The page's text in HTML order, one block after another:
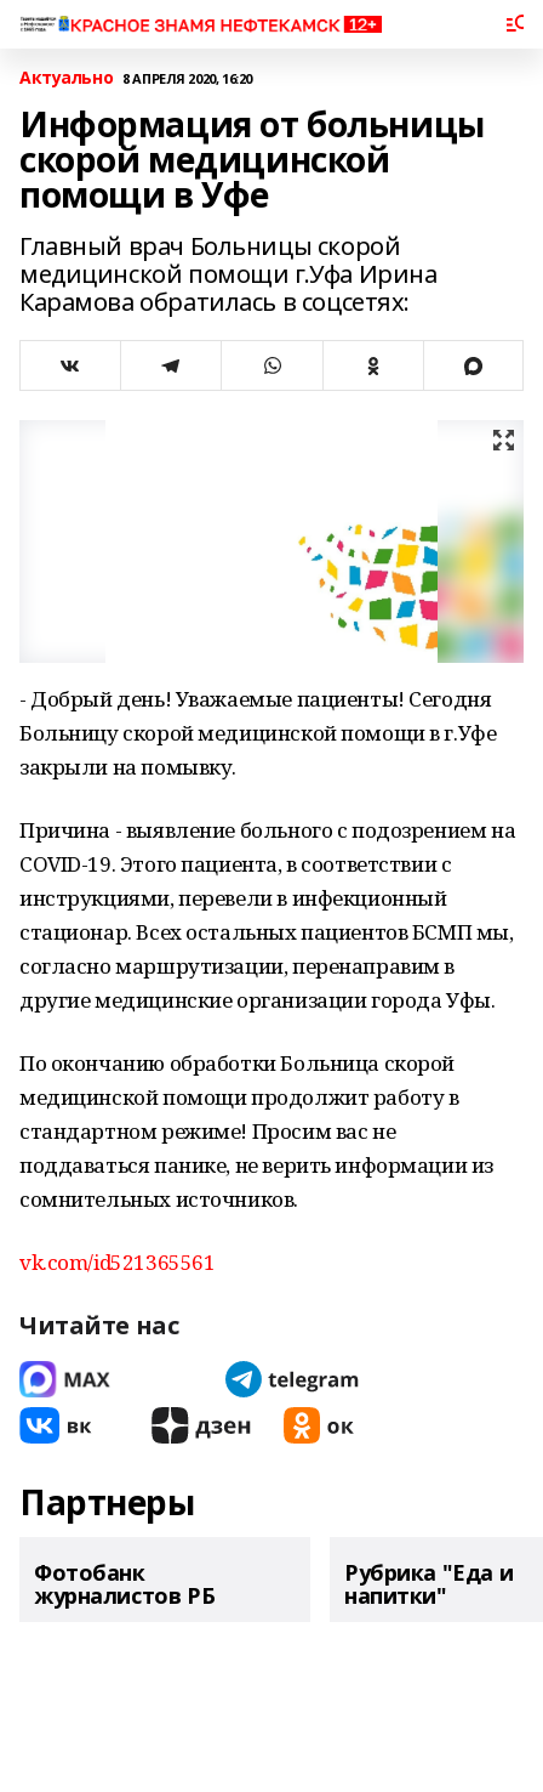
Актуально 8 АПРЕЛЯ 2020, 16:20
Информация от больницы
скорой медицинской
помощи в Уфе
Главный врач Больницы скорой
медицинской помощи г.Уфа Ирина
Карамова обратилась в соцсетях:
- Добрый день! Уважаемые пациенты! Сегодня
Больницу скорой медицинской помощи в г.Уфе
закрыли на помывку.
Причина - выявление больного с подозрением на
COVID-19. Этого пациента, в соответствии с
инструкциями, перевели в инфекционный
стационар. Всех остальных пациентов БСМП мы,
согласно маршрутизации, перенаправим в
другие медицинские организации города Уфы.
По окончанию обработки Больница скорой
медицинской помощи продолжит работу в
стандартном режиме! Просим вас не
поддаваться панике, не верить информации из
сомнительных источников.
vk.com/id521365561
Читайте нас
Партнеры
Фотобанк
журналистов РБ
Рубрика "Еда и
напитки"